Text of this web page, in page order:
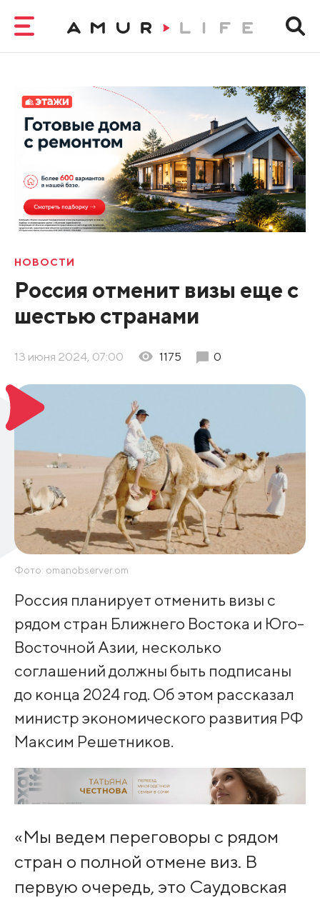
НОВОСТИ
Россия отменит визы еще с
шестью странами
13 июня 2024, 07:00 1175 0
Фото: omanobserver.om
Россия планирует отменить визы с
рядом стран Ближнего Востока и Юго-
Восточной Азии, несколько
соглашений должны быть подписаны
до конца 2024 год. Об этом рассказал
министр экономического развития РФ
Максим Решетников.
«Мы ведем переговоры с рядом
стран о полной отмене виз. В
первую очередь, это Саудовская